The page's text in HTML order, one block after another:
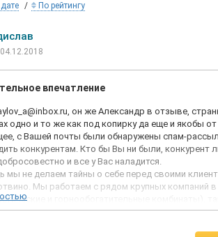
По рейтингу
впечатление
он же Александр в отзыве,
одно и то же как под копирку да еще и якобы
с Вашей почты были обнаружены спам-
конкурентам. Кто бы Вы ни были, конкурент
и все у Вас наладится.
мы не делаем тайны о себе перед своими
Мы работаем с рядом крупных компаний
и горнообогатительные комбинаты),
в России размещало у нас неоднократно